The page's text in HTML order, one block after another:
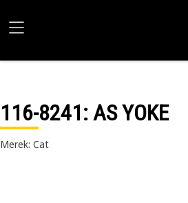
116-8241: AS YOKE
Merek: Cat